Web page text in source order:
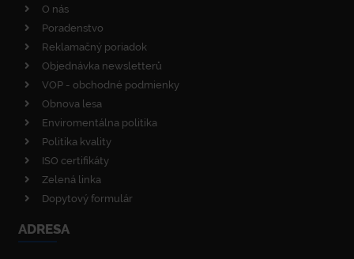
O nás
Poradenstvo
Reklamačný poriadok
Objednávka newsletterů
VOP - obchodné podmienky
Obnova lesa
Enviromentálna politika
Politika kvality
ISO certifikáty
Zelená linka
Dopytový formulár
ADRESA